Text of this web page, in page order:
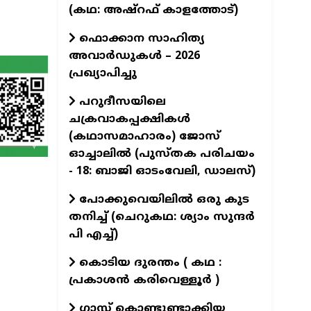
(കഥ: അഷ്‌റഫ് കാളത്തോട്)
ഫൊക്കാന സാഹിത്യ
അവാർഡുകൾ – 2026
പ്രഖ്യാപിച്ചു
പറുദീസയിലെ
ചക്രവാകപ്പക്ഷികൾ
(കഥാസമാഹാരം) ജോസ്
ഓച്ചാലിൽ (പുസ്തക പരിചയം
- 18: ബാജി ഓടംവേലി, ഡാലസ്)
പോക്കുവെയിലിൽ ഒരു കുട
തനിച്ച് (ചെറുകഥ: ശ്യാം സുന്ദര്‍
പി എച്ച്)
കൊടിയ ദുരന്തം ( കഥ :
പ്രകാശൻ കരിവെള്ളൂർ )